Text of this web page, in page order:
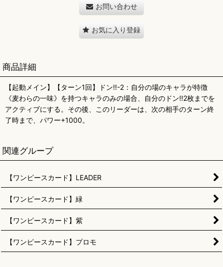
お問い合わせ
お気に入り登録
商品詳細
【起動メイン】【ターン1回】ドン!!-2：自分の場のキャラが特徴
《麦わらの一味》を持つキャラのみの場合、自分のドン!!2枚までを
アクティブにする。その後、このリーダーは、次の相手のターン終
了時まで、パワー+1000。
関連グループ
【ワンピースカード】LEADER
【ワンピースカード】緑
【ワンピースカード】紫
【ワンピースカード】プロモ